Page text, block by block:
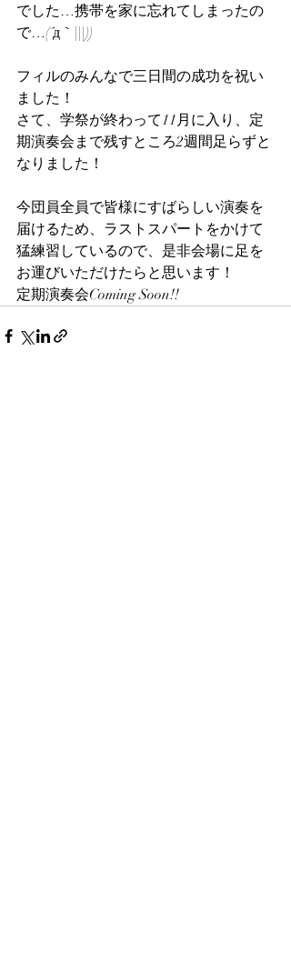
でした…携帯を家に忘れてしまったの
で…(´д｀|||))
フィルのみんなで三日間の成功を祝い
ました！
さて、学祭が終わって11月に入り、定
期演奏会まで残すところ2週間足らずと
なりました！
今団員全員で皆様にすばらしい演奏を
届けるため、ラストスパートをかけて
猛練習しているので、是非会場に足を
お運びいただけたらと思います！
定期演奏会Coming Soon!!